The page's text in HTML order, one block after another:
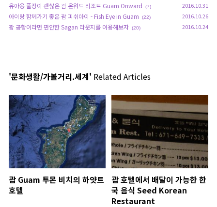
유아용 풀장이 괜찮은 괌 온워드 리조트 Guam Onward (7) 2016.10.31
아이랑 함께가기 좋은 괌 피쉬아이 - Fish Eye in Guam (22) 2016.10.26
괌 공항이라면 편안한 Sagan 라운지를 이용해보자 (20) 2016.10.24
'문화생활/가볼거리.세계' Related Articles
괌 Guam 투몬 비치의 하얏트
호텔
괌 호텔에서 배달이 가능한 한
국 음식 Seed Korean
Restaurant